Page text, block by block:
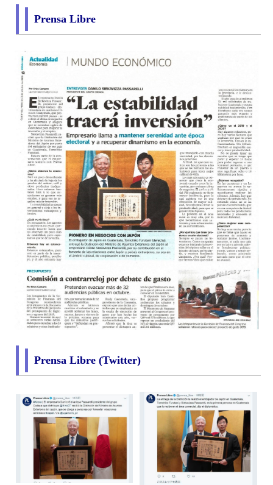
Prensa Libre
Prensa Libre (Twitter)